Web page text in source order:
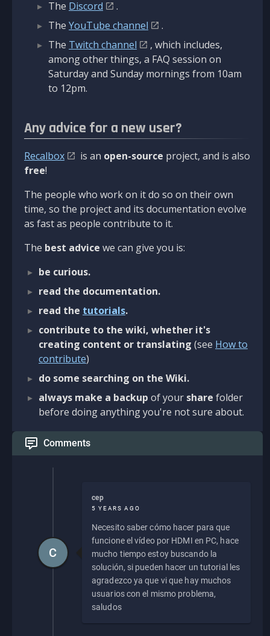
The Discord
.
The YouTube channel
.
The Twitch channel
, which includes,
among other things, a FAQ session on
Saturday and Sunday mornings from 10am
to 12pm.
Any advice for a new user?
Recalbox is an open-source project, and is also
free!
The people who work on it do so on their own
time, so the project and its documentation evolve
as fast as people contribute to it.
The best advice we can give you is:
be curious.
read the documentation.
read the tutorials.
contribute to the wiki, whether it's
creating content or translating (see How to
contribute)
do some searching on the Wiki.
always make a backup of your share folder
before doing anything you're not sure about.
Comments
cep
5 YEARS AGO
Necesito saber cómo hacer para que
funcione el vídeo por HDMI en PC, hace
mucho tiempo estoy buscando la
solución, si pueden hacer un tutorial les
agradezco ya que vi que hay muchos
usuarios con el mismo problema,
saludos
C